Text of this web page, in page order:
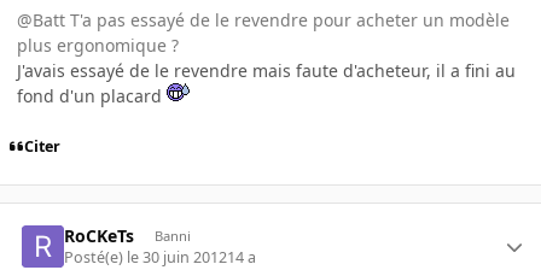
@Batt T'a pas essayé de le revendre pour acheter un modèle
plus ergonomique ?
J'avais essayé de le revendre mais faute d'acheteur, il a fini au
fond d'un placard
Citer
RoCKeTs Banni
Posté(e) le 30 juin 201214 a